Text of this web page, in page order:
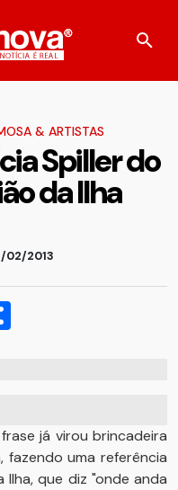
& ARTISTAS
Spiller do
da Ilha
02/2013
já virou brincadeira
fazendo uma referência
que diz "onde anda